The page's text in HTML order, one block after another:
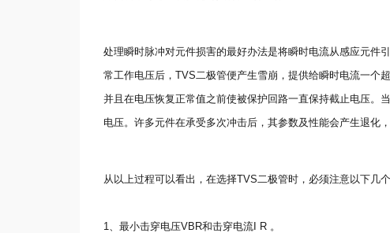
处理瞬时脉冲对元件损害的最好办法是将瞬时电流从感应元件
常工作电压后，TVS二极管便产生雪崩，提供给瞬时电流一个
并且在电压恢复正常值之前使被保护回路一直保持截止电压。
电压。许多元件在承受多次冲击后，其参数及性能会产生退化
从以上过程可以看出，在选择TVS二极管时，必须注意以下几
1、最小击穿电压VBR和击穿电流I R 。